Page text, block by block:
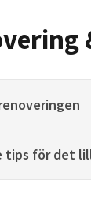
tips för det